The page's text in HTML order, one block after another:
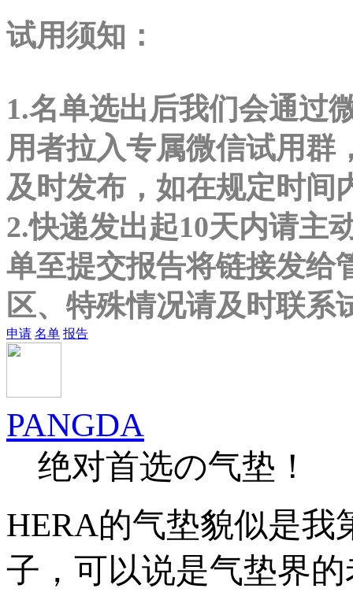
试用须知：
1.名单选出后我们会通过
用者拉入专属微信试用群
及时发布，如在规定时间
2.快递发出起10天内请主
单至提交报告将链接发给
区、特殊情况请及时联系
申请 名单 报告
PANGDA
绝对首选の气垫！
HERA的气垫貌似是我
子，可以说是气垫界